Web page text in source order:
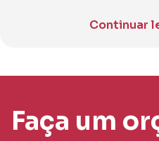
Continuar
Faça um